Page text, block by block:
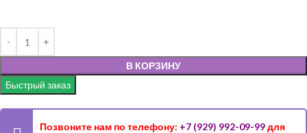
В КОРЗИНУ
Быстрый заказ
Позвоните нам по телефону: +7 (929) 992-09-99для